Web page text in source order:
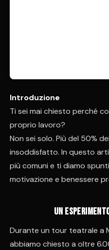
Introduzione
Ti sei mai chiesto perché
proprio lavoro?
Non sei solo. Più del 50%
insoddisfatto. In questo
più comuni e ti diamo
motivazione e benessere
Un
Durante un tour teatrale a
abbiamo chiesto a oltre